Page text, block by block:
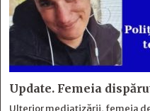
Update. Femeia
Ulterior mediatizării, femeia